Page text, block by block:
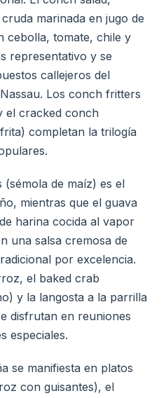
marinada en jugo de
cebolla, tomate, chile y
representativo y se
callejeros del
Los conch fritters
el cracked conch
completan la trilogía
de maíz) es el
mientras que el guava
harina cocida al vapor
una salsa cremosa de
por excelencia.
el baked crab
y la langosta a la parrilla
disfrutan en reuniones
especiales.
se manifiesta en platos
con guisantes), el